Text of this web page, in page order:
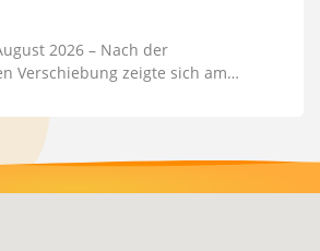
2026 – Nach der
Verschiebung zeigte sich am…